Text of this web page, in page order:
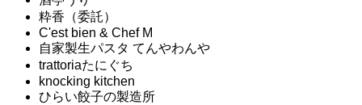
粋香（委託）
C'est bien & Chef M
自家製生パスタ てんやわんや
trattoriaたにぐち
knocking kitchen
ひらい餃子の製造所